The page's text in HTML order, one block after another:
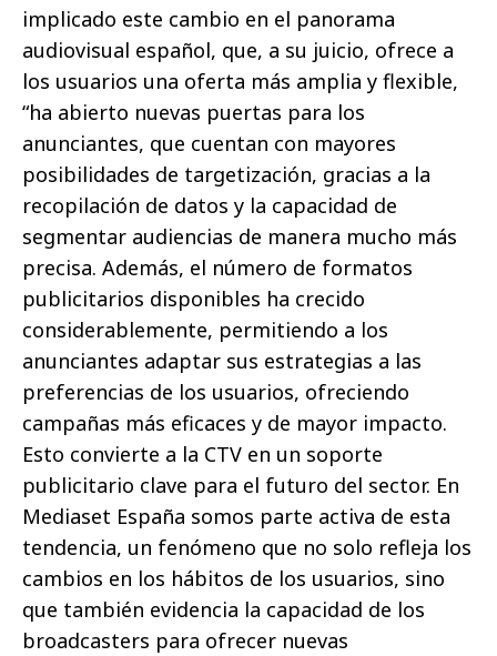
implicado este cambio en el panorama
audiovisual español, que, a su juicio, ofrece a
los usuarios una oferta más amplia y flexible,
“ha abierto nuevas puertas para los
anunciantes, que cuentan con mayores
posibilidades de targetización, gracias a la
recopilación de datos y la capacidad de
segmentar audiencias de manera mucho más
precisa. Además, el número de formatos
publicitarios disponibles ha crecido
considerablemente, permitiendo a los
anunciantes adaptar sus estrategias a las
preferencias de los usuarios, ofreciendo
campañas más eficaces y de mayor impacto.
Esto convierte a la CTV en un soporte
publicitario clave para el futuro del sector. En
Mediaset España somos parte activa de esta
tendencia, un fenómeno que no solo refleja los
cambios en los hábitos de los usuarios, sino
que también evidencia la capacidad de los
broadcasters para ofrecer nuevas